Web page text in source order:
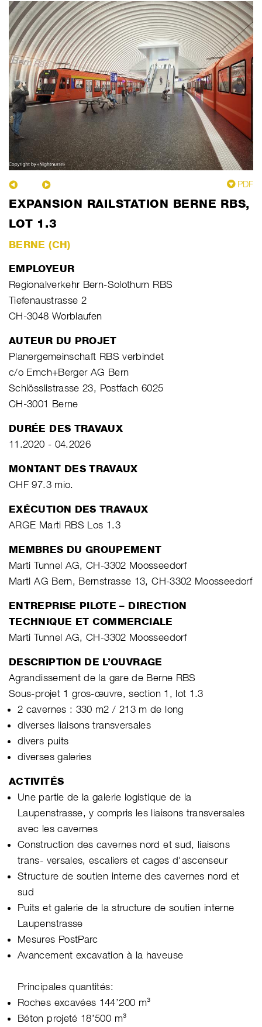
PDF
EXPANSION RAILSTATION BERNE RBS,
LOT 1.3
BERNE (CH)
EMPLOYEUR
Regionalverkehr Bern-Solothurn RBS
Tiefenaustrasse 2
CH-3048 Worblaufen
AUTEUR DU PROJET
Planergemeinschaft RBS verbindet
c/o Emch+Berger AG Bern
Schlösslistrasse 23, Postfach 6025
CH-3001 Berne
DURÉE DES TRAVAUX
11.2020 - 04.2026
MONTANT DES TRAVAUX
CHF 97.3 mio.
EXÉCUTION DES TRAVAUX
ARGE Marti RBS Los 1.3
MEMBRES DU GROUPEMENT
Marti Tunnel AG, CH-3302 Moosseedorf
Marti AG Bern, Bernstrasse 13, CH-3302 Moosseedorf
ENTREPRISE PILOTE – DIRECTION
TECHNIQUE ET COMMERCIALE
Marti Tunnel AG, CH-3302 Moosseedorf
DESCRIPTION DE L’OUVRAGE
Agrandissement de la gare de Berne RBS
Sous-projet 1 gros-œuvre, section 1, lot 1.3
2 cavernes : 330 m2 / 213 m de long
diverses liaisons transversales
divers puits
diverses galeries
ACTIVITÉS
Une partie de la galerie logistique de la
Laupenstrasse, y compris les liaisons transversales
avec les cavernes
Construction des cavernes nord et sud, liaisons
trans- versales, escaliers et cages d'ascenseur
Structure de soutien interne des cavernes nord et
sud
Puits et galerie de la structure de soutien interne
Laupenstrasse
Mesures PostParc
Avancement excavation à la haveuse
Principales quantités:
Roches excavées 144’200 m³
Béton projeté 18’500 m³